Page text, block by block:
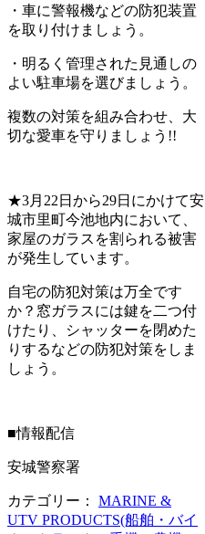
・車に警報機などの防犯装置
を取り付けましょう。
・明るく管理された見通しの
よい駐車場を選びましょう。
複数の対策を組み合わせ、大
切な愛車を守りましょう!!
★3月22日から29日にかけて安
城市里町今池地内において、
家屋のガラスを割られる被害
が発生しています。
自宅の防犯対策は万全です
か？窓ガラスには鍵を二つ付
けたり、シャッターを閉めた
りするなどの防犯対策をしま
しょう。
■情報配信
安城警察署
カテゴリー：
MARINE &
UTV PRODUCTS(船舶・バイ